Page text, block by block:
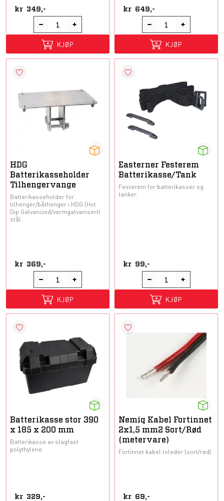
kr 349,-
KJØP
kr 649,-
KJØP
HDG
Batterikasseholder
Tilhengervange
Batterikasseholder for
tilhenger/båthenger i HDG (Hot
Dip Galvanized/varmgalvanisert)
stål.
kr 369,-
KJØP
Easterner Festerem
Batterikasse/Tank
Festerem for batterikasser og
tanker.
kr 99,-
KJØP
Batterikasse stor 390
x 185 x 200 mm
Batterikasse av slagfast
polythylene
kr 329,-
Nemiq Kabel Fortinnet
2x1,5 mm2 Sort/Rød
(metervare)
Fortinnet kabel toleder (sort/rød).
kr 69,-